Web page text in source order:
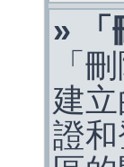
» 「
「
建
證